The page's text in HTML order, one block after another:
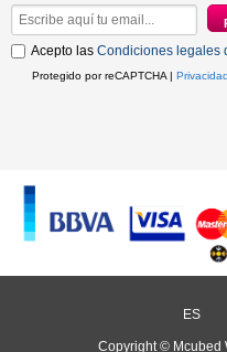
Acepto las Condiciones legales
Protegido por reCAPTCHA | Privacidad
ES
Copyright © Mcubed